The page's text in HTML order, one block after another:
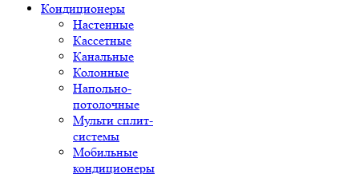
Кондиционеры
Настенные
Кассетные
Канальные
Колонные
Напольно-
потолочные
Мульти сплит-
системы
Мобильные
кондиционеры